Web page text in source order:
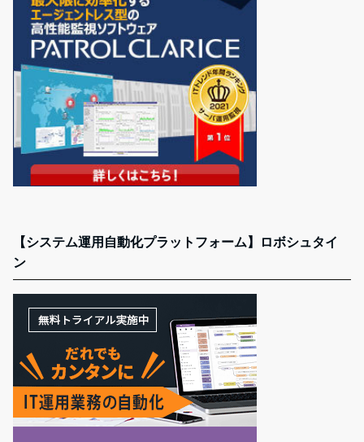
【システム運用自動化プラットフォーム】ロボシュタイ
ン